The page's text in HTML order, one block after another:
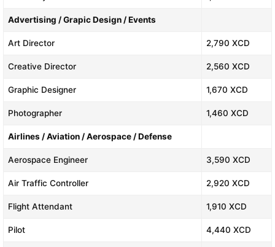
Advertising / Grapic Design / Events
Art Director 2,790 XCD
Creative Director 2,560 XCD
Graphic Designer 1,670 XCD
Photographer 1,460 XCD
Airlines / Aviation / Aerospace / Defense
Aerospace Engineer 3,590 XCD
Air Traffic Controller 2,920 XCD
Flight Attendant 1,910 XCD
Pilot 4,440 XCD